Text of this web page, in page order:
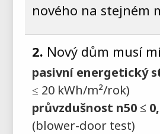
nového na stejném
2. Nový dům musí
pasivní energetický
≤ 20 kWh/m²/rok)
průvzdušnost n50 ≤
(blower-door test)